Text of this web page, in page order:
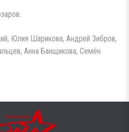
Юлия Шарикова, Андрей Зибров,
Анна Банщикова, Семён